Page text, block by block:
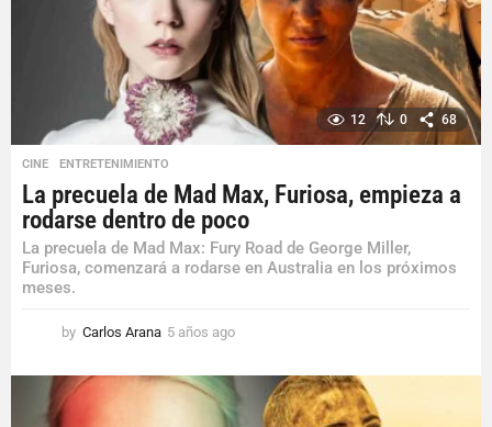
o
12 0 68
CINE ,ENTRETENIMIENTO
La precuela de Mad Max, Furiosa, empieza a
rodarse dentro de poco
La precuela de Mad Max: Fury Road de George Miller,
Furiosa, comenzará a rodarse en Australia en los próximos
meses.
by Carlos Arana 5 años ago
ñ
o